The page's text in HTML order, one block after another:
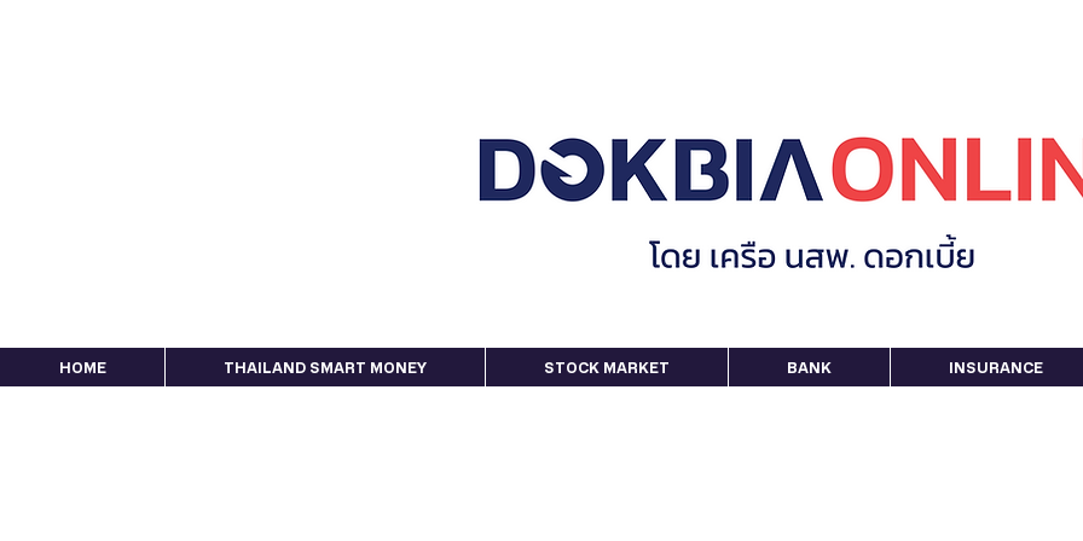
HOME THAILAND SMART MONEY STOCK MARKET BANK INSURANCE